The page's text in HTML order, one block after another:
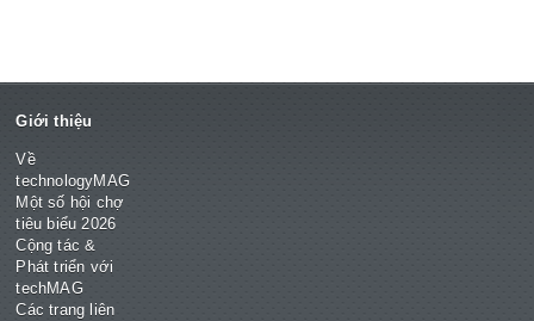
Giới thiệu
Về
technologyMAG
Một số hội chợ
tiêu biểu 2026
Cộng tác &
Phát triển với
techMAG
Các trang liên